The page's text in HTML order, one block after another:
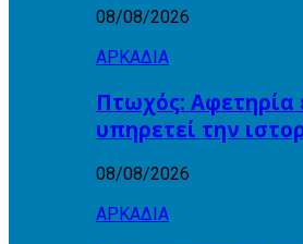
08/08/2026
ΑΡΚΑΔΙΑ
Πτωχός: Αφετηρία
υπηρετεί την
08/08/2026
ΑΡΚΑΔΙΑ